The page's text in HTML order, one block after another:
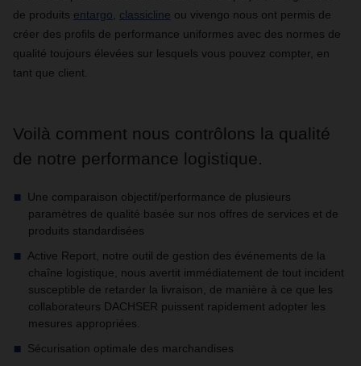
de produits entargo classicline ou vivengo nous ont permis de
créer des profils de performance uniformes avec des normes de
qualité toujours élevées sur lesquels vous pouvez compter, en
tant que client.
Voilà comment nous contrôlons la qualité
de notre performance logistique.
Une comparaison objectif/performance de plusieurs
paramètres de qualité basée sur nos offres de services et de
produits standardisées
Active Report, notre outil de gestion des événements de la
chaîne logistique, nous avertit immédiatement de tout incident
susceptible de retarder la livraison, de manière à ce que les
collaborateurs DACHSER puissent rapidement adopter les
mesures appropriées.
Sécurisation optimale des marchandises